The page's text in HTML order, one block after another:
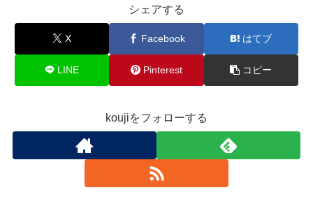
シェアする
X Facebook はてブ
LINE Pinterest コピー
koujiをフォローする